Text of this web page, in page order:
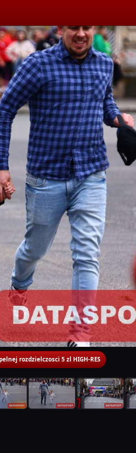
rozdzielczosci 5 zl HIGH-RES